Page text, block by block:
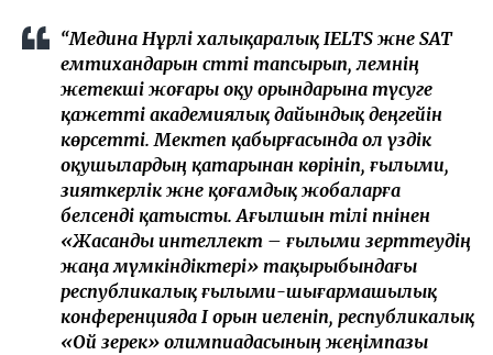
“Медина Нұрәлі халықаралық IELTS және SAT
емтихандарын сәтті тапсырып, әлемнің
жетекші жоғары оқу орындарына түсуге
қажетті академиялық дайындық деңгейін
көрсетті. Мектеп қабырғасында ол үздік
оқушылардың қатарынан көрініп, ғылыми,
зияткерлік және қоғамдық жобаларға
белсенді қатысты. Ағылшын тілі пәнінен
«Жасанды интеллект – ғылыми зерттеудің
жаңа мүмкіндіктері» тақырыбындағы
республикалық ғылыми-шығармашылық
конференцияда І орын иеленіп, республикалық
«Ой зерек» олимпиадасының жеңімпазы